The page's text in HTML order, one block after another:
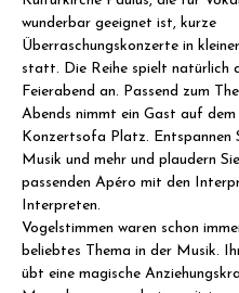
wunderbar geeignet ist, kurze
Überraschungskonzerte in
statt. Die Reihe spielt natürlich
Feierabend an. Passend zum
Abends nimmt ein Gast auf dem
Konzertsofa Platz. Entspannen
Musik und mehr und plaudern
passenden Apéro mit den
Interpreten.
Vogelstimmen waren schon
beliebtes Thema in der Musik.
übt eine magische